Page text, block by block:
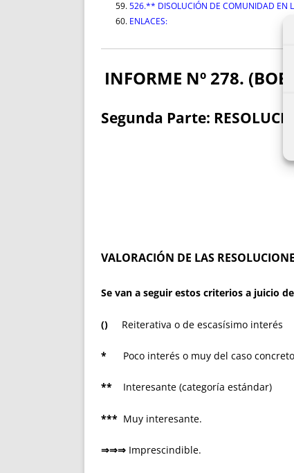
526.** DISOLUCIÓN DE COMUNIDAD EN
ENLACES:
INFORME Nº 278. (BOE
Segunda Parte:
VALORACIÓN DE LAS
Se van a seguir estos criterios a juicio
() Reiterativa o de escasísimo interés
* Poco interés o muy del caso concreto
** Interesante (categoría estándar)
*** Muy interesante.
⇒⇒⇒ Imprescindible.